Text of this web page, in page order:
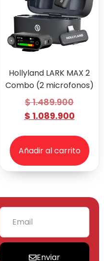
Hollyland LARK MAX 2
Combo (2 microfonos)
$1.489.900
$ 1.089.900
Añadir al carrito
Enviar